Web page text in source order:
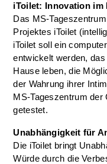
iToilet: Innovation im
Das MS-
Projektes iToilet
iToilet soll ein
entwickelt werden,
Hause leben, die
der Wahrung ihrer
MS-Tageszentrum der
getestet.
Unabhängigkeit für
Die iToilet bringt
Würde durch die